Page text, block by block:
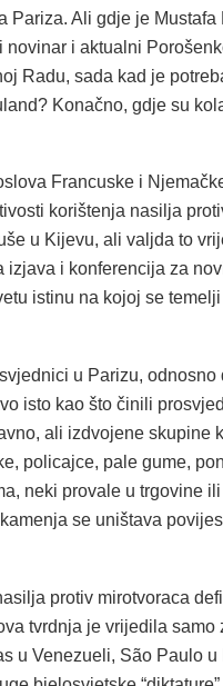
Pariza. Ali gdje je Mustafa
novinar i aktualni
Radu, sada kad je
Konačno, gdje su
Francuske i
korištenja nasilja
u Kijevu, ali valjda to
izjava i konferencija za
istinu na kojoj se
u Parizu, odnosno
isto kao što činili
ali izdvojene skupine
policajce, pale gume,
neki provale u trgovine
se uništava
protiv mirotvoraca
tvrdnja je vrijedila samo
u Venezueli, São Paulo u